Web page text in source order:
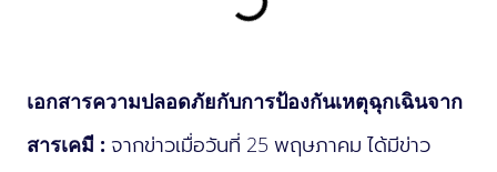
เอกสารความปลอดภัยกับการป้องกันเหตุฉุกเฉินจาก
สารเคมี : จากข่าวเมื่อวันที่ 25 พฤษภาคม ได้มีข่าว